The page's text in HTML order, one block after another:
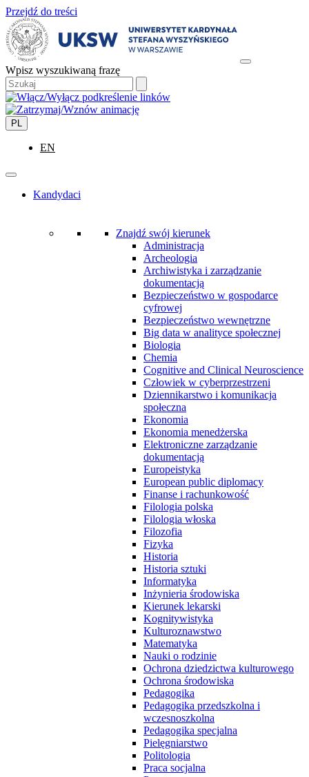
Przejdź do treści
Wpisz wyszukiwaną frazę
PL
EN
Kandydaci
Znajdź swój kierunek
Administracja
Archeologia
Archiwistyka i zarządzanie
dokumentacją
Bezpieczeństwo w gospodarce
cyfrowej
Bezpieczeństwo wewnętrzne
Big data w analityce społecznej
Biologia
Chemia
Cognitive and Clinical Neuroscience
Człowiek w cyberprzestrzeni
Dziennikarstwo i komunikacja
społeczna
Ekonomia
Ekonomia menedżerska
Elektroniczne zarządzanie
dokumentacją
Europeistyka
European public diplomacy
Finanse i rachunkowość
Filologia polska
Filologia włoska
Filozofia
Fizyka
Historia
Historia sztuki
Informatyka
Inżynieria środowiska
Kierunek lekarski
Kognitywistyka
Kulturoznawstwo
Matematyka
Nauki o rodzinie
Ochrona dziedzictwa kulturowego
Ochrona środowiska
Pedagogika
Pedagogika przedszkolna i
wczesnoszkolna
Pedagogika specjalna
Pielęgniarstwo
Politologia
Praca socjalna